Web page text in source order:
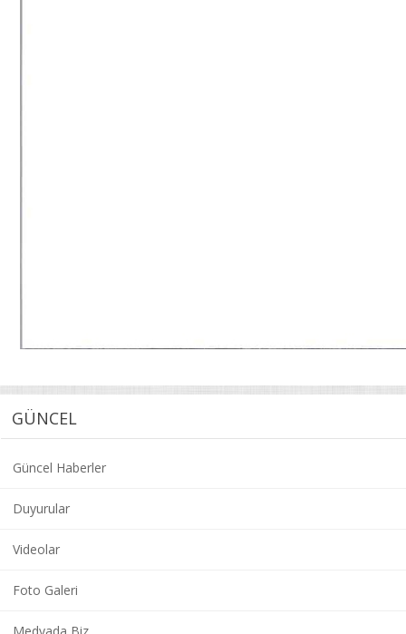
GÜNCEL
Güncel Haberler
Duyurular
Videolar
Foto Galeri